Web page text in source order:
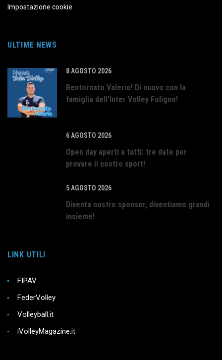
Impostazione cookie
ULTIME NEWS
8 AGOSTO 2026
Bentornato Valerio! Di nuovo con la
famiglia dell’Inter Volley Foligno!
6 AGOSTO 2026
Open day aperti a tutti: tre date per
provare il nostro sport!
5 AGOSTO 2026
Diventa nostro sponsor, diventiamo grandi
insieme!
LINK UTILI
FIPAV
FederVolley
Volleyball.it
iVolleyMagazine.it